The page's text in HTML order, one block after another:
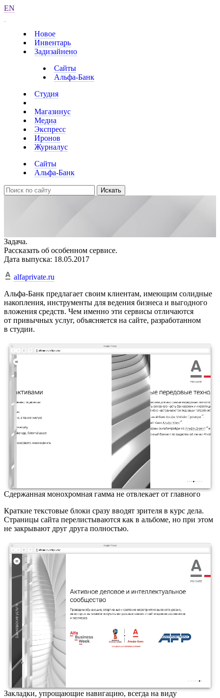
EN
Новое
Инвентарь
Задизайнено
Сайты
Альфа-Банк
Студия
Магазинус
Медиа
Экспресс
Иронов
Журналус
Сайты
Альфа-Банк
Искать
Задача.
Рассказать об особенном сервисе.
Дата выпуска: 18.05.2017
alfaprivate.ru
Альфа-Банк предлагает своим клиентам, имеющим солидные
накопления, инструменты для ведения бизнеса и выгодного
вложения средств. Чем именно эти сервисы отличаются
от привычных услуг, объясняется на сайте, разработанном
в студии.
Сдержанная монохромная гамма не отвлекает от главного
Краткие текстовые блоки сразу вводят зрителя в курс дела.
Страницы сайта перелистываются как в альбоме, но при этом
не закрывают друг друга полностью.
Закладки, упрощающие навигацию, всегда на виду